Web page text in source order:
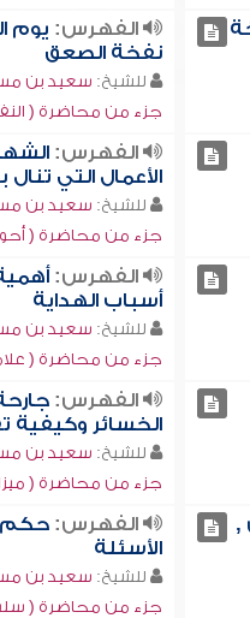
الفهرس: يوم
نفخة الصعق
للشيخ: سعيد بن
جزء من محاضرة (
الفهرس:
الأعمال التي
للشيخ: سعيد بن
جزء من محاضرة (
الفهرس:
أسباب الهداية
للشيخ: سعيد بن
جزء من محاضرة (
الفهرس:
الخسائر وكيفية
للشيخ: سعيد بن
جزء من محاضرة (
,
الفهرس: حكم
الأسئلة
للشيخ: سعيد بن
جزء من محاضرة (